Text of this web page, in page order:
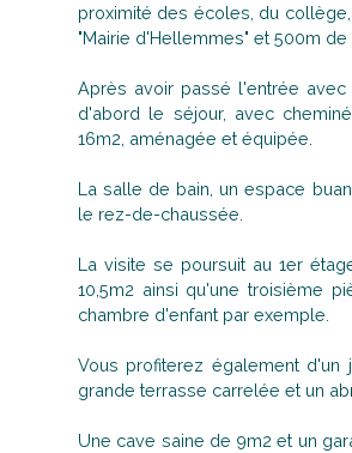
proximité des écoles, du
"Mairie d'Hellemmes" et 500m de
Après avoir passé l'entrée
d'abord le séjour, avec
16m2, aménagée et équipée.
La salle de bain, un espace
le rez-de-chaussée.
La visite se poursuit au 1er
10,5m2 ainsi qu'une troisième
chambre d'enfant par exemple.
Vous profiterez également d'un
grande terrasse carrelée et un
Une cave saine de 9m2 et un